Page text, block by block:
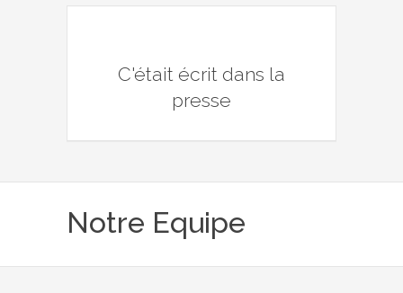
C'était écrit dans la
presse
Notre Equipe